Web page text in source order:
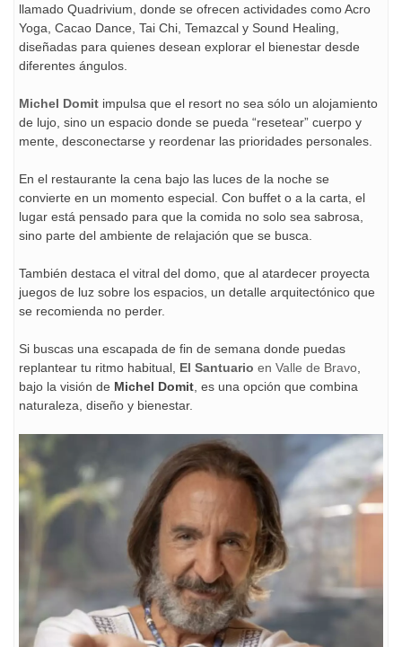
llamado Quadrivium, donde se ofrecen actividades como Acro
Yoga, Cacao Dance, Tai Chi, Temazcal y Sound Healing,
diseñadas para quienes desean explorar el bienestar desde
diferentes ángulos.
Michel Domit impulsa que el resort no sea sólo un alojamiento
de lujo, sino un espacio donde se pueda “resetear” cuerpo y
mente, desconectarse y reordenar las prioridades personales.
En el restaurante la cena bajo las luces de la noche se
convierte en un momento especial. Con buffet o a la carta, el
lugar está pensado para que la comida no solo sea sabrosa,
sino parte del ambiente de relajación que se busca.
También destaca el vitral del domo, que al atardecer proyecta
juegos de luz sobre los espacios, un detalle arquitectónico que
se recomienda no perder.
Si buscas una escapada de fin de semana donde puedas
replantear tu ritmo habitual, El Santuario en Valle de Bravo
bajo la visión de Michel Domit , es una opción que combina
naturaleza, diseño y bienestar.